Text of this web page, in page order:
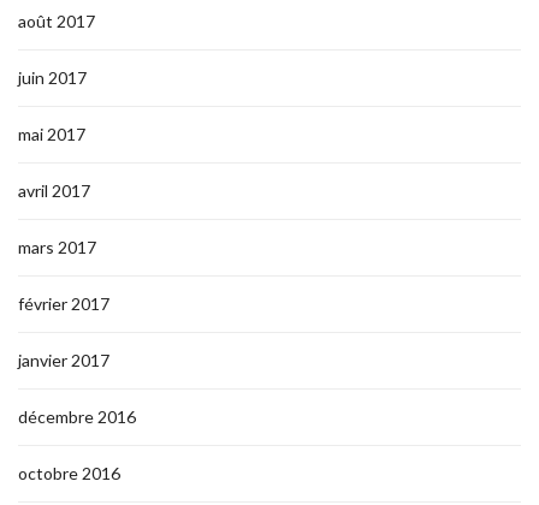
août 2017
juin 2017
mai 2017
avril 2017
mars 2017
février 2017
janvier 2017
décembre 2016
octobre 2016